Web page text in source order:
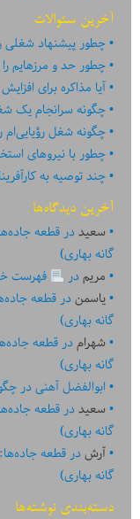
آخرین سئوالات
چطور پیشنهاد شغلی
چطور حد و مرزهایم
آیا مذاکره برای
چگونه سرانجام یک
چگونه شغل رؤیایی‌ام
چطور با نیروهای
چند توصیه به
آخرین دیدگاه‌ها
سعیددر
گانه بهاری)
مریمدر فهرست
یاسمندر
گانه بهاری)
شهرامدر
گانه بهاری)
ابوالفضل آهنیدر
سعیددر
گانه بهاری)
آرشدر
گانه بهاری)
دسته‌بندی نوشته‌ها